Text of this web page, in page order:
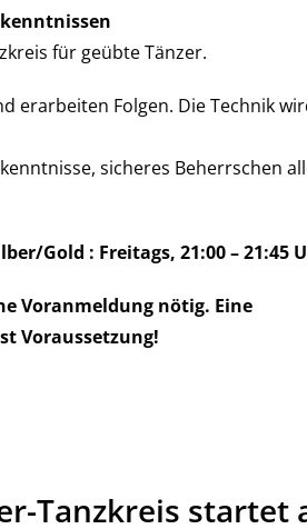
für geübte Tänzer.
erarbeiten Folgen. Die Technik
sicheres Beherrschen
Gold : Freitags, 21:00 – 21:45
Voranmeldung nötig. Eine
Voraussetzung!
Tanzkreis startet